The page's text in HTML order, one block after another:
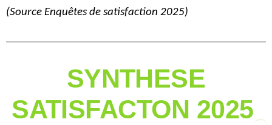
(Source Enquêtes de satisfaction 2025)
SYNTHESE
SATISFACTON 2025